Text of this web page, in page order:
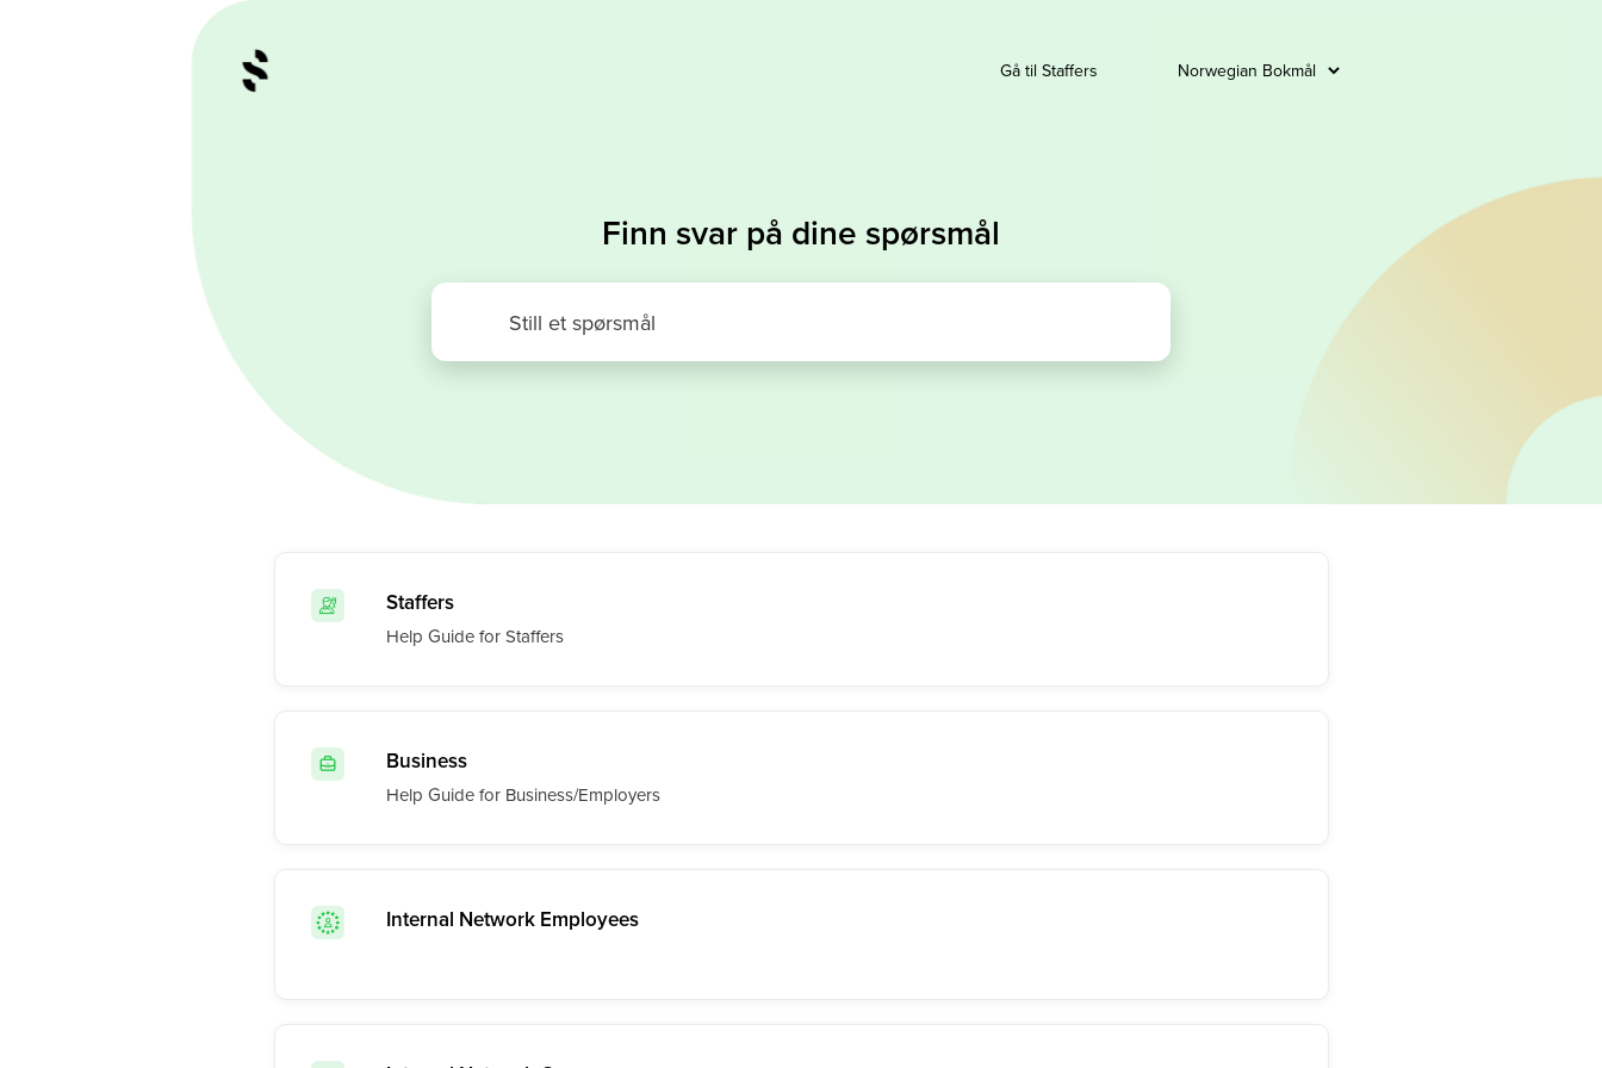
Gå til Staffers
Finn svar på dine spørsmål
Staffers
Help Guide for Staffers
Business
Help Guide for Business/Employers
Internal Network Employees